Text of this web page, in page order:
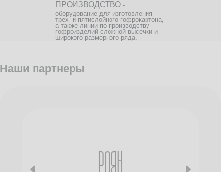
ПРОИЗВОДСТВО -
оборудование для изготовления
трех- и пятислойного гофрокартона,
а также линии по производству
гофроизделий сложной высечки и
широкого размерного ряда.
Наши партнеры